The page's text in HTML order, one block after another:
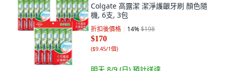
Colgate 高露潔 潔淨護齦牙刷 顏色隨
機, 6支, 3包
折扣後價格 14%$198
$170
($9.45/1個)